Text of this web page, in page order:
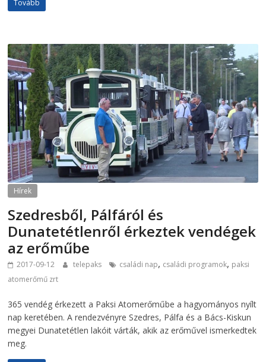
Tovább
Hírek
Szedresből, Pálfáról és
Dunatetétlenről érkeztek vendégek
az erőműbe
2017-09-12 telepaks családi nap, családi programok, paksi
atomerőmű zrt
365 vendég érkezett a Paksi Atomerőműbe a hagyományos nyílt
nap keretében. A rendezvényre Szedres, Pálfa és a Bács-Kiskun
megyei Dunatetétlen lakóit várták, akik az erőművel ismerkedtek
meg.